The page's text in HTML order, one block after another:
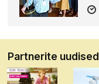
Partnerite uudised